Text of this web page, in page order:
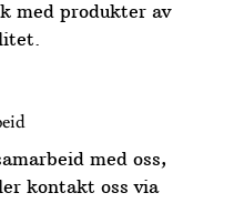
med produkter av
med oss,
kontakt oss via